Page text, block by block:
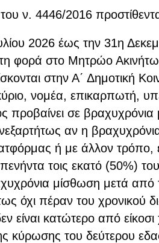
ν. 4446/2016
2026 έως την 31η
φορά στο Μητρώο
στην Α΄ Δημοτική
νομέα, επικαρπωτή,
προβαίνει σε
αν η
ή με άλλον τρόπο,
τοις εκατό (50%)
μίσθωση μετά από
όχι πέραν του χρονικού
είναι κατώτερο από
κύρωσης του δεύτερου